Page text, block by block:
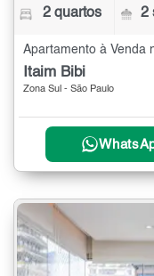
2 quartos 2
Apartamento à Venda
Itaim Bibi
Zona Sul - São Paulo